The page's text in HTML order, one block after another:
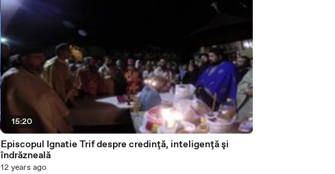
15:20
Episcopul Ignatie Trif despre credinţă, inteligenţă şi
îndrăzneală
12 years ago